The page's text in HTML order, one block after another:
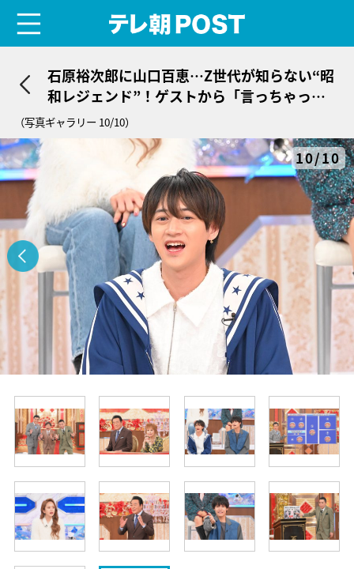
石原裕次郎に山口百恵…Z世代が知らない“昭
和レジェンド”！ゲストから「言っちゃって
いい？」と秘話も
（写真ギャラリー 10/10）
10/10